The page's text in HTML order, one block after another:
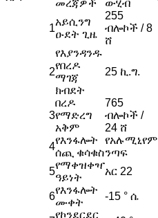
መረጃዎች ውሂብ
1
አይሲንግ
ዑደት ጊዜ
255
ብሎኮች / 8
ሸ
2
የእያንዳንዱ
የበረዶ
ማገጃ
ክብደት
25 ኪ.ግ.
3
በረዶ
የማድረግ
አቅም
765
ብሎኮች /
24 ሸ
4
የእንፋሎት
ሰጪ ቁሳቁስ
የአሉሚኒየም
ንጣፍ
5
የማቀዝቀዣ
ዓይነት
አር 22
6
የእንፋሎት
ሙቀት
-15 ° ሴ
የኮንደርደር